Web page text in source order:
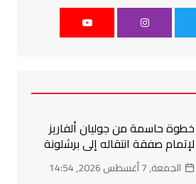
خطوة حاسمة من جوليان ألفاريز
لإتمام صفقة انتقاله إلى برشلونة
الجمعة, 7 أغسطس 2026, 14:54